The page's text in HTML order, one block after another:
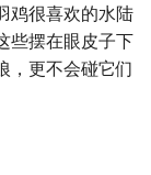
鸡很喜欢的水陆
些摆在眼皮子下
，更不会碰它们